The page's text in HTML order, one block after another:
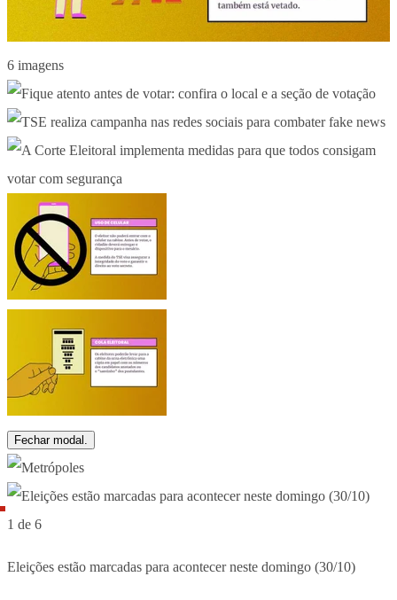
6 imagens
Fechar modal.
1 de 6
Eleições estão marcadas para acontecer neste domingo (30/10)